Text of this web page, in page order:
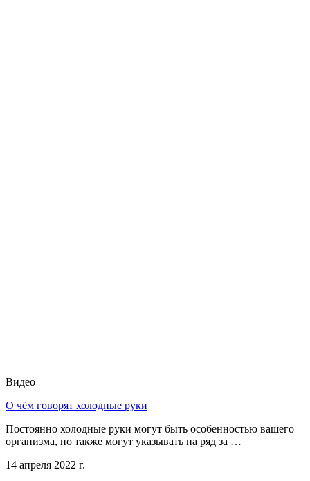
Видео
О чём говорят холодные руки
Постоянно холодные руки могут быть особенностью вашего
организма, но также могут указывать на ряд за …
14 апреля 2022 г.